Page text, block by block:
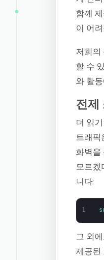
함께
이 어
저희의
할 수
와 활
전제
더 읽
트래픽
화벽을
모르겠
니다:
1
그 외
제공된